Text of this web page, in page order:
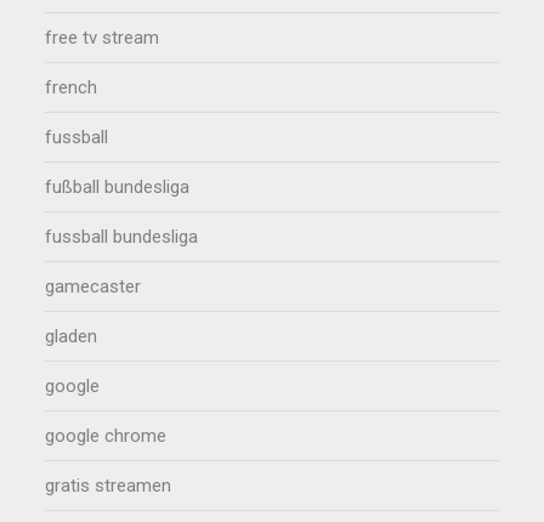
free tv stream
french
fussball
fußball bundesliga
fussball bundesliga
gamecaster
gladen
google
google chrome
gratis streamen